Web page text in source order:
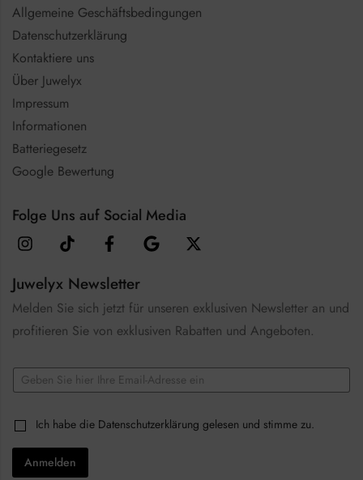
Allgemeine Geschäftsbedingungen
Datenschutzerklärung
Kontaktiere uns
Über Juwelyx
Impressum
Informationen
Batteriegesetz
Google Bewertung
Folge Uns auf Social Media
Juwelyx Newsletter
Melden Sie sich jetzt für unseren exklusiven Newsletter an und
profitieren Sie von exklusiven Rabatten und Angeboten.
a
l
C
h
E
lC
h
e
Ich habe die Datenschutzerklärung gelesen und stimme zu.
Anmelden